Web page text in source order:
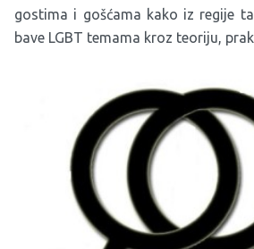
gostima i gošćama kako iz regije
bave LGBT temama kroz teoriju,